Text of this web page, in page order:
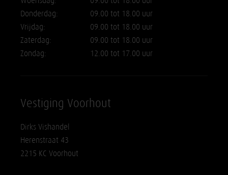
Donderdag:
09.00 tot 18.00 uur
Vrijdag:
09.00 tot 18.00 uur
Zaterdag:
09.00 tot 18.00 uur
Zondag:
12.00 tot 17.00 uur
Vestiging Voorhout
Dirks Vishandel
Herenstraat 43
2215 KC Voorhout